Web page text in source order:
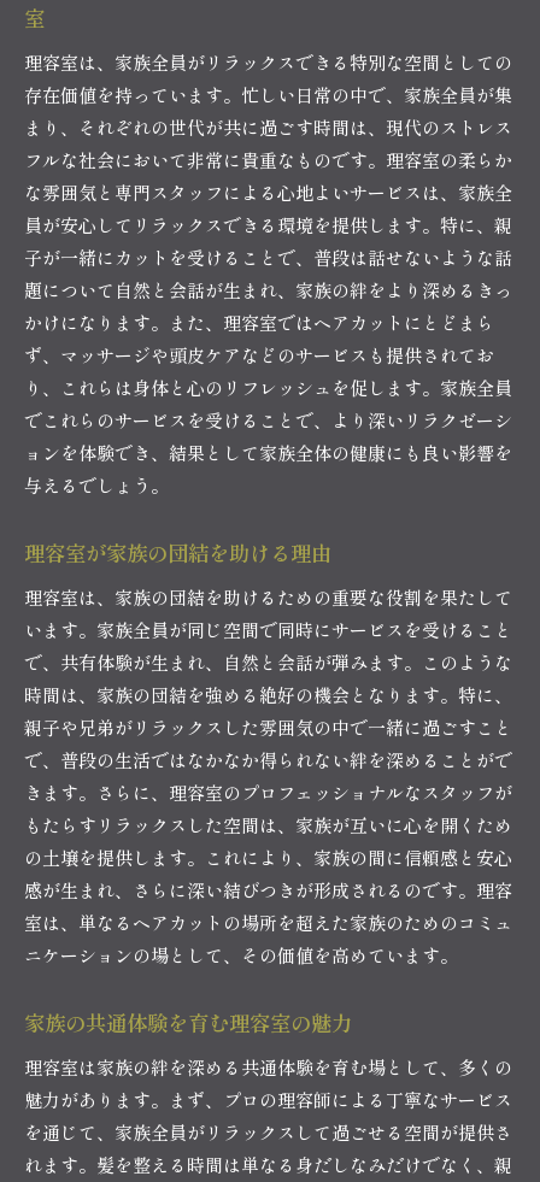
室
理容室は、家族全員がリラックスできる特別な空間としての
存在価値を持っています。忙しい日常の中で、家族全員が集
まり、それぞれの世代が共に過ごす時間は、現代のストレス
フルな社会において非常に貴重なものです。理容室の柔らか
な雰囲気と専門スタッフによる心地よいサービスは、家族全
員が安心してリラックスできる環境を提供します。特に、親
子が一緒にカットを受けることで、普段は話せないような話
題について自然と会話が生まれ、家族の絆をより深めるきっ
かけになります。また、理容室ではヘアカットにとどまら
ず、マッサージや頭皮ケアなどのサービスも提供されてお
り、これらは身体と心のリフレッシュを促します。家族全員
でこれらのサービスを受けることで、より深いリラクゼーシ
ョンを体験でき、結果として家族全体の健康にも良い影響を
与えるでしょう。
理容室が家族の団結を助ける理由
理容室は、家族の団結を助けるための重要な役割を果たして
います。家族全員が同じ空間で同時にサービスを受けること
で、共有体験が生まれ、自然と会話が弾みます。このような
時間は、家族の団結を強める絶好の機会となります。特に、
親子や兄弟がリラックスした雰囲気の中で一緒に過ごすこと
で、普段の生活ではなかなか得られない絆を深めることがで
きます。さらに、理容室のプロフェッショナルなスタッフが
もたらすリラックスした空間は、家族が互いに心を開くため
の土壌を提供します。これにより、家族の間に信頼感と安心
感が生まれ、さらに深い結びつきが形成されるのです。理容
室は、単なるヘアカットの場所を超えた家族のためのコミュ
ニケーションの場として、その価値を高めています。
家族の共通体験を育む理容室の魅力
理容室は家族の絆を深める共通体験を育む場として、多くの
魅力があります。まず、プロの理容師による丁寧なサービス
を通じて、家族全員がリラックスして過ごせる空間が提供さ
れます。髪を整える時間は単なる身だしなみだけでなく、親